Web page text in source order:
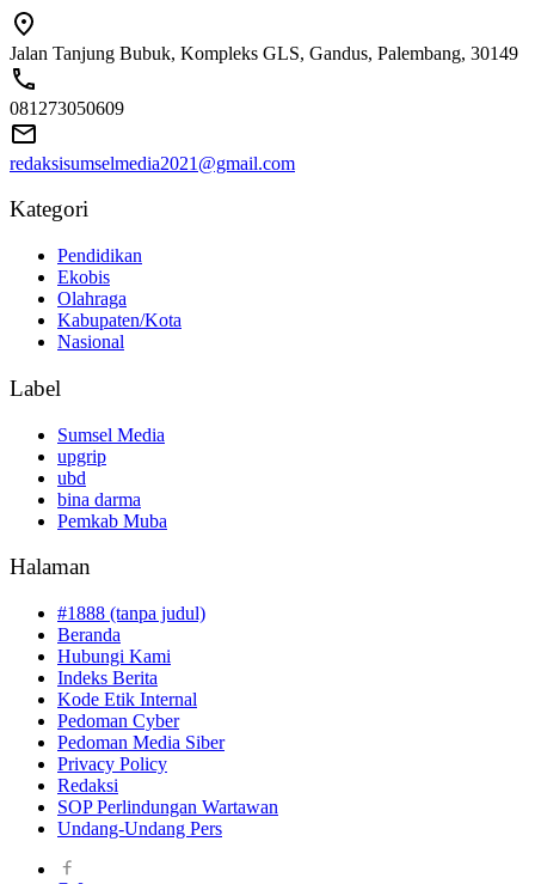
Jalan Tanjung Bubuk, Kompleks GLS, Gandus, Palembang, 30149
081273050609
redaksisumselmedia2021@gmail.com
Kategori
Pendidikan
Ekobis
Olahraga
Kabupaten/Kota
Nasional
Label
Sumsel Media
upgrip
ubd
bina darma
Pemkab Muba
Halaman
#1888 (tanpa judul)
Beranda
Hubungi Kami
Indeks Berita
Kode Etik Internal
Pedoman Cyber
Pedoman Media Siber
Privacy Policy
Redaksi
SOP Perlindungan Wartawan
Undang-Undang Pers